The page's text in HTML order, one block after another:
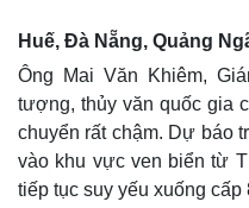
Thế giới
Quan sát
Cuộc sống đó đây
Hồ sơ
Huế, Đà Nẵng, Quảng
Ông Mai Văn Khiêm,
tượng, thủy văn quốc gia
chuyển rất chậm. Dự báo
vào khu vực ven biển từ
tiếp tục suy yếu xuống cấp